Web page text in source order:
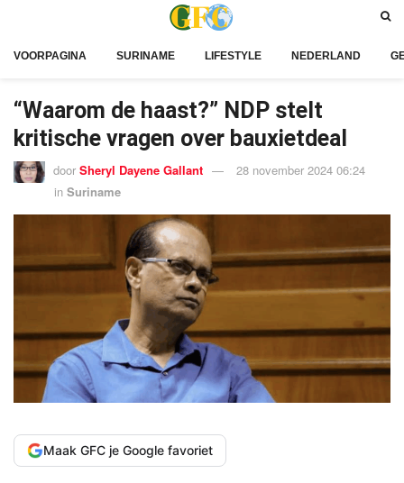
VOORPAGINA SURINAME LIFESTYLE NEDERLAND
“Waarom de haast?” NDP stelt
kritische vragen over bauxietdeal
door Sheryl Dayene Gallant
28 november 2024 06:24
in Suriname
Maak GFC je Google favoriet